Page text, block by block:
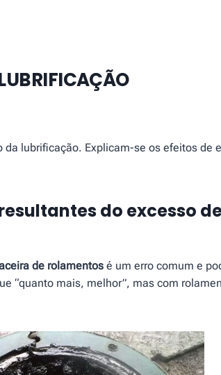
lubrificação. Explicam-se os efeitos de
do excesso
de rolamentos é um erro comum e
“quanto mais, melhor”, mas com